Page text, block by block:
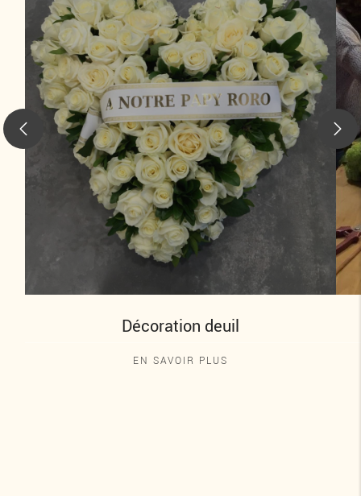
Décoration deuil
EN SAVOIR PLUS